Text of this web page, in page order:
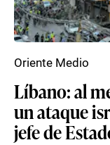
Líbano: al
un ataque
jefe de
Oriente Medio